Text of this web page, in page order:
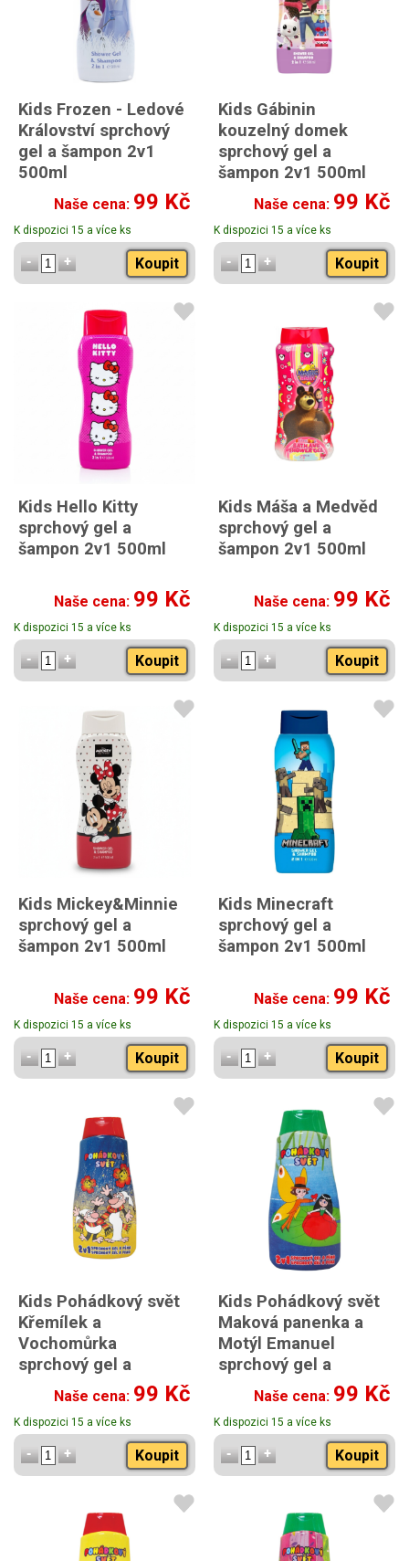
Kids Frozen - Ledové
Království sprchový
gel a šampon 2v1
500ml
Naše cena: 99 Kč
K dispozici 15 a více ks
Koupit
Kids Gábinin
kouzelný domek
sprchový gel a
šampon 2v1 500ml
Naše cena: 99 Kč
K dispozici 15 a více ks
Koupit
Kids Hello Kitty
sprchový gel a
šampon 2v1 500ml
Naše cena: 99 Kč
K dispozici 15 a více ks
Koupit
Kids Máša a Medvěd
sprchový gel a
šampon 2v1 500ml
Naše cena: 99 Kč
K dispozici 15 a více ks
Koupit
Kids Mickey&Minnie
sprchový gel a
šampon 2v1 500ml
Naše cena: 99 Kč
K dispozici 15 a více ks
Koupit
Kids Minecraft
sprchový gel a
šampon 2v1 500ml
Naše cena: 99 Kč
K dispozici 15 a více ks
Koupit
Kids Pohádkový svět
Křemílek a
Vochomůrka
sprchový gel a
šampon 2v1 500ml
Naše cena: 99 Kč
K dispozici 15 a více ks
Koupit
Kids Pohádkový svět
Maková panenka a
Motýl Emanuel
sprchový gel a
šampon 2v1 500ml
Naše cena: 99 Kč
K dispozici 15 a více ks
Koupit